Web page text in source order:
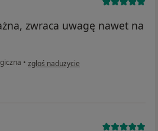
zwraca uwagę nawet na
• w opinii użytkownika Wojciech
zgłoś nadużycie